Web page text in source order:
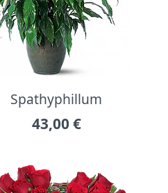
Spathyphillum
43,00 €